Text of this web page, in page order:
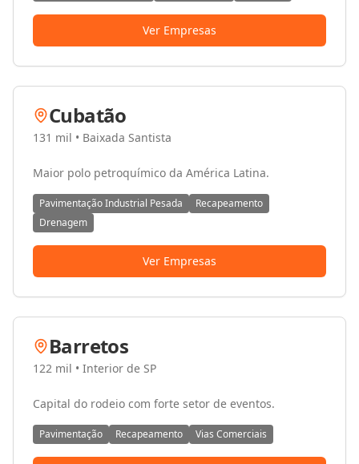
Ver Empresas
Cubatão
131 mil • Baixada Santista
Maior polo petroquímico da América Latina.
Pavimentação Industrial Pesada
Recapeamento
Drenagem
Ver Empresas
Barretos
122 mil • Interior de SP
Capital do rodeio com forte setor de eventos.
Pavimentação Recapeamento Vias Comerciais